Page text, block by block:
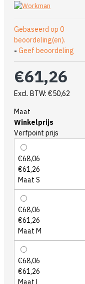
Gebaseerd op 0
beoordeling(en).
- Geef beoordeling
€61,26
Excl. BTW: €50,62
Maat
Winkelprijs
Verfpoint prijs
€68,06
€61,26
Maat S
€68,06
€61,26
Maat M
€68,06
€61,26
Maat L